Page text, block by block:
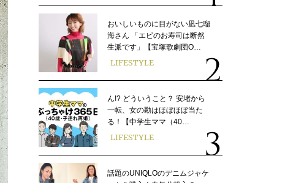
おいしいものに目がない凪七瑠
海さん 「エビのお寿司は断然
生派です」【宝塚歌劇団O…
LIFESTYLE
ん!? どういうこと？ 安堵から
一転、女の勘はほぼほぼ当た
る！【中学生ママ（40…
LIFESTYLE
話題のUNIQLOのデニムジャケ